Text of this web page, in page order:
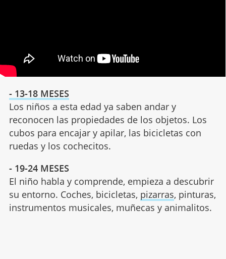
- 13-18 MESES
Los niños a esta edad ya saben andar y
reconocen las propiedades de los objetos. Los
cubos para encajar y apilar, las bicicletas con
ruedas y los cochecitos.
- 19-24 MESES
El niño habla y comprende, empieza a descubrir
su entorno. Coches, bicicletas, pizarras, pinturas,
instrumentos musicales, muñecas y animalitos.